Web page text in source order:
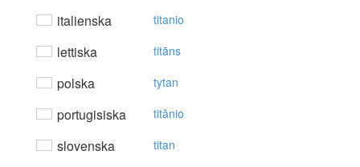
italienska titanio
lettiska titāns
polska tytan
portugisiska titânio
slovenska titan